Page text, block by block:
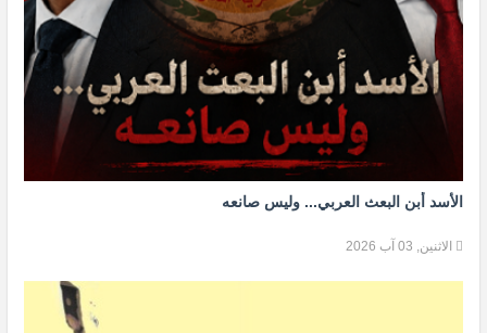
الأسد أبن البعث العربي... وليس صانعه
الاثنين, 03 آب 2026